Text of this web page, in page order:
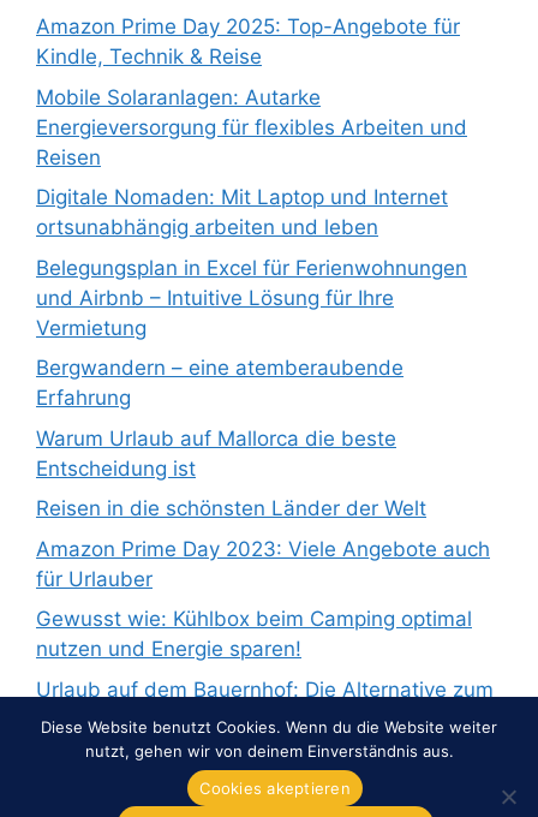
Amazon Prime Day 2025: Top-Angebote für
Kindle, Technik & Reise
Mobile Solaranlagen: Autarke
Energieversorgung für flexibles Arbeiten und
Reisen
Digitale Nomaden: Mit Laptop und Internet
ortsunabhängig arbeiten und leben
Belegungsplan in Excel für Ferienwohnungen
und Airbnb – Intuitive Lösung für Ihre
Vermietung
Bergwandern – eine atemberaubende
Erfahrung
Warum Urlaub auf Mallorca die beste
Entscheidung ist
Reisen in die schönsten Länder der Welt
Amazon Prime Day 2023: Viele Angebote auch
für Urlauber
Gewusst wie: Kühlbox beim Camping optimal
nutzen und Energie sparen!
Urlaub auf dem Bauernhof: Die Alternative zum
Pauschalurlaub
Diese Website benutzt Cookies. Wenn du die Website weiter
nutzt, gehen wir von deinem Einverständnis aus.
Cookies akeptieren